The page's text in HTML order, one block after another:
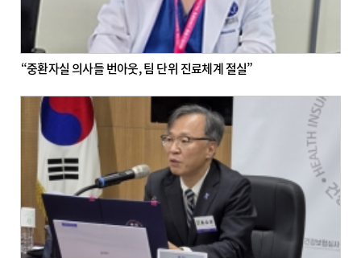
“중환자실 의사들 번아웃, 팀 단위 진료체계 절실”